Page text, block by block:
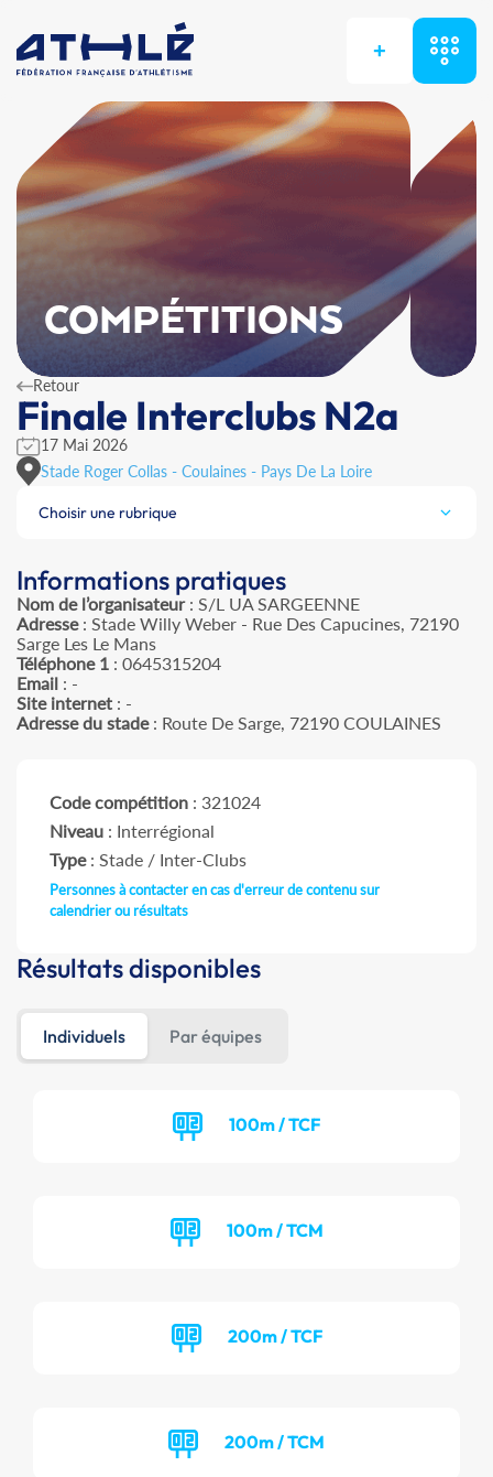
+
COMPÉTITIONS
Retour
Finale Interclubs N2a
17 Mai 2026
Stade Roger Collas - Coulaines - Pays De La Loire
Choisir une rubrique
Informations pratiques
Nom de l’organisateur: S/L UA SARGEENNE
Adresse: Stade Willy Weber - Rue Des Capucines, 72190
Sarge Les Le Mans
Téléphone 1 : 0645315204
Email : -
Site internet : -
Adresse du stade: Route De Sarge, 72190 COULAINES
Code compétition : 321024
Niveau : Interrégional
Type: Stade / Inter-Clubs
Personnes à contacter en cas d'erreur de contenu sur
calendrier ou résultats
Résultats disponibles
Individuels Par équipes
100m / TCF
100m / TCM
200m / TCF
200m / TCM